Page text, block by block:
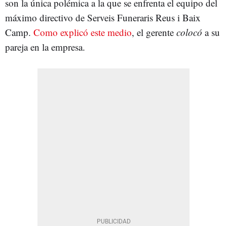
son la única polémica a la que se enfrenta el equipo del
máximo directivo de Serveis Funeraris Reus i Baix
Camp. Como explicó este medio, el gerente colocó a su
pareja en la empresa.